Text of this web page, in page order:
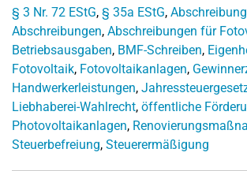
§ 3 Nr. 72 EStG, § 35a EStG, Abschreibung
Abschreibungen, Abschreibungen für
Betriebsausgaben, BMF-Schreiben,
Fotovoltaik, Fotovoltaikanlagen,
Handwerkerleistungen,
Liebhaberei-Wahlrecht, öffentliche
Photovoltaikanlagen,
Steuerbefreiung, Steuerermäßigung